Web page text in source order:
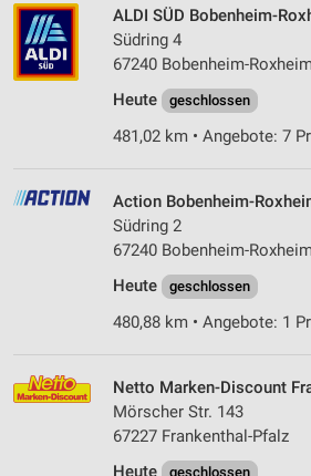
ALDI SÜD Bobenheim-
Südring 4
67240 Bobenheim-Roxheim
Heute
geschlossen
481,02 km • Angebote: 7
Action Bobenheim-
Südring 2
67240 Bobenheim-Roxheim
Heute
geschlossen
480,88 km • Angebote: 1
Netto Marken-Discount
Mörscher Str. 143
67227 Frankenthal-Pfalz
Heute
geschlossen